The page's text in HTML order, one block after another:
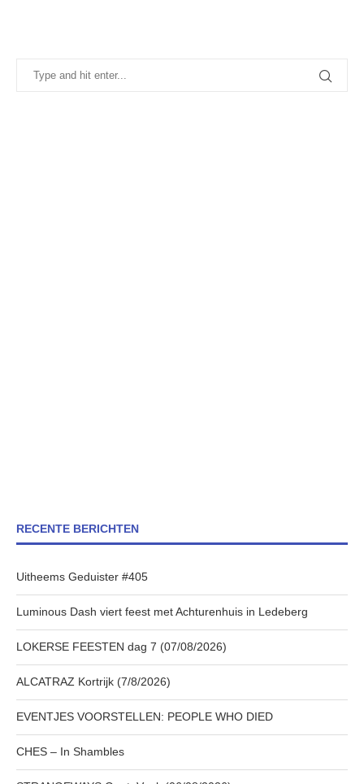
RECENTE BERICHTEN
Uitheems Geduister #405
Luminous Dash viert feest met Achturenhuis in Ledeberg
LOKERSE FEESTEN dag 7 (07/08/2026)
ALCATRAZ Kortrijk (7/8/2026)
EVENTJES VOORSTELLEN: PEOPLE WHO DIED
CHES – In Shambles